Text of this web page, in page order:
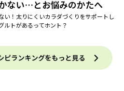
ない…とお悩みのかたへ
い！太りにくいカラダづくりをサポートし
ルトがあるってホント？
ピランキングをもっと見る